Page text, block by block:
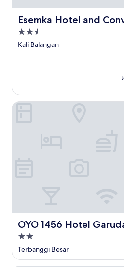
Esemka Hotel and
Esemka Hotel and
Properti
bintang
Kali Balangan
OYO 1456 Hotel
OYO 1456 Hotel Garuda
Properti
bintang
2.0
Terbanggi Besar
OYO 1456 Hotel Garuda